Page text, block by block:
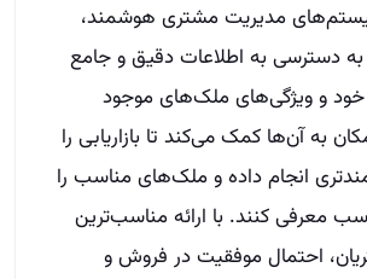
مدیریت مشتری هوشمند،
به دسترسی به اطلاعات دقیق و جامع
خود و ویژگی‌های ملک‌های موجود
به آن‌ها کمک می‌کند تا بازاریابی را
انجام داده و ملک‌های مناسب را
معرفی کنند. با ارائه مناسب‌ترین
احتمال موفقیت در فروش و